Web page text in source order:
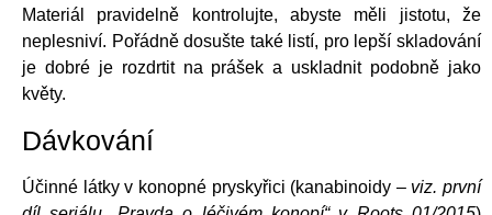
Materiál pravidelně kontrolujte, abyste měli jistotu, že
neplesniví. Pořádně dosušte také listí, pro lepší skladování
je dobré je rozdrtit na prášek a uskladnit podobně jako
květy.
Dávkování
Účinné látky v konopné pryskyřici (kanabinoidy – viz. první